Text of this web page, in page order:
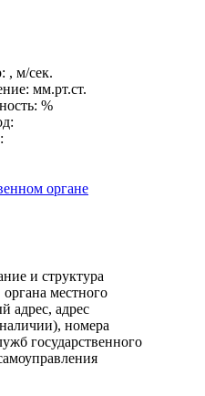
, м/сек.
мм.рт.ст.
%
органе
и структура
органа местного
адрес, адрес
номера
государственного